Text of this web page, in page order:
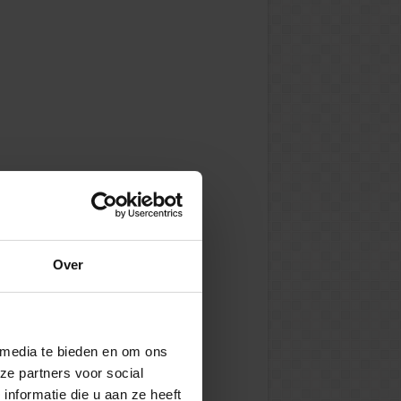
Over
te bieden en om ons
partners voor social
die u aan ze heeft